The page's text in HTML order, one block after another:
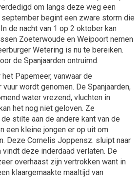
om langs deze weg een
september begint een zware storm die
de nacht van 1 op 2 oktober kan
Zoeterwoude en Weipoort nemen
Wetering is nu te bereiken.
de Spanjaarden ontruimd.
het Papemeer, vanwaar de
wordt genomen. De Spanjaarden,
water vrezend, vluchten in
het nog niet geloven. Ze
stilte aan de andere kant van de
een kleine jongen er op uit om
Deze Cornelis Joppensz. sluipt naar
deze inderdaad verlaten. De
overhaast zijn vertrokken want in
klaargemaakte maaltijd van